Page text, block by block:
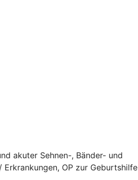
akuter Sehnen-, Bänder- und
OP zur Geburtshilfe